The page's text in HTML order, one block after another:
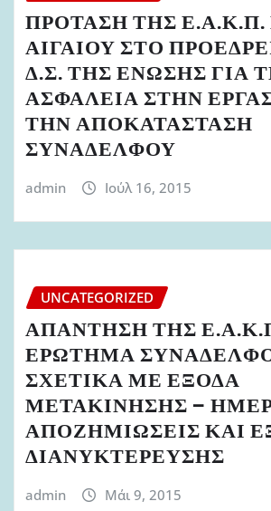
ΠΡΟΤΑΣΗ ΤΗΣ Ε.Α.Κ.Π.
ΑΙΓΑΙΟΥ ΣΤΟ
Δ.Σ. ΤΗΣ ΕΝΩΣΗΣ ΓΙΑ
ΑΣΦΑΛΕΙΑ ΣΤΗΝ
ΤΗΝ ΑΠΟΚΑΤΑΣΤΑΣΗ
ΣΥΝΑΔΕΛΦΟΥ
admin Ιούλ 16, 2015
UNCATEGORIZED
ΑΠΑΝΤΗΣΗ ΤΗΣ
ΕΡΩΤΗΜΑ
ΣΧΕΤΙΚΑ ΜΕ ΕΞΟΔΑ
ΜΕΤΑΚΙΝΗΣΗΣ –
ΑΠΟΖΗΜΙΩΣΕΙΣ ΚΑΙ
ΔΙΑΝΥΚΤΕΡΕΥΣΗΣ
admin Μάι 9, 2015